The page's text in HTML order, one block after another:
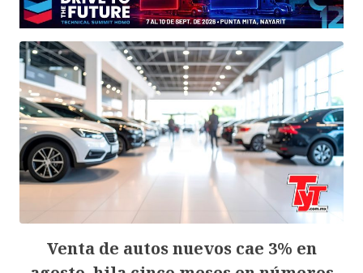
Venta de autos nuevos cae 3% en